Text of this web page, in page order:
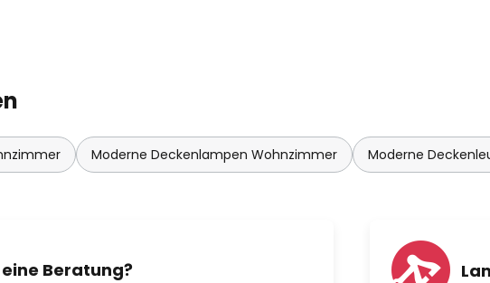
Moderne Deckenlampen Wohnzimmer Moderne
Beratung?